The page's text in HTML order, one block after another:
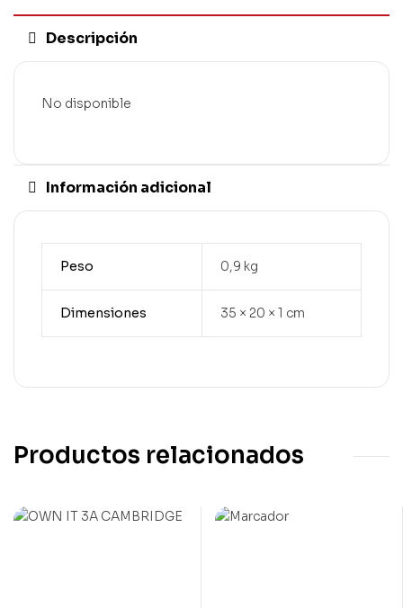
Descripción
No disponible
Información adicional
Peso 0,9 kg
Dimensiones 35 × 20 × 1 cm
Productos relacionados